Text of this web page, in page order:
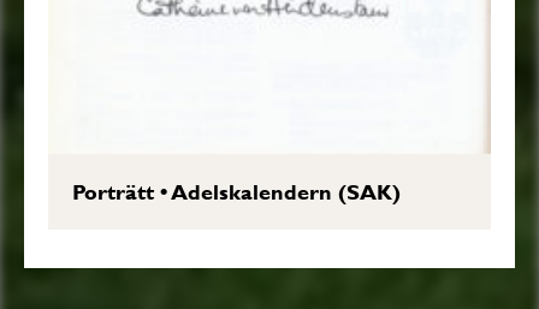
Porträtt•Adelskalendern (SAK)